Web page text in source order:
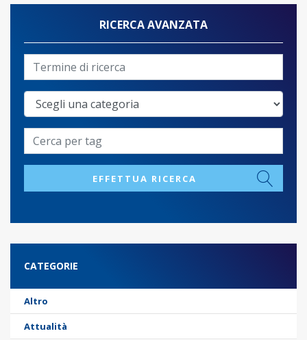
RICERCA AVANZATA
EFFETTUA RICERCA
CATEGORIE
Altro
Attualità